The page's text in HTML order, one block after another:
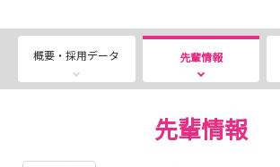
概要・採用データ 先輩情報
先輩情報